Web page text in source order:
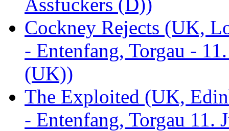
Cockney Rejects (UK,
- Entenfang, Torgau -
(UK))
The Exploited (UK,
- Entenfang, Torgau